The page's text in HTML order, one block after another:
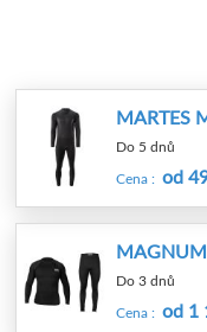
MARTES
Do 5 dnů
Cena : od
Do 3 dnů
Cena : od 1